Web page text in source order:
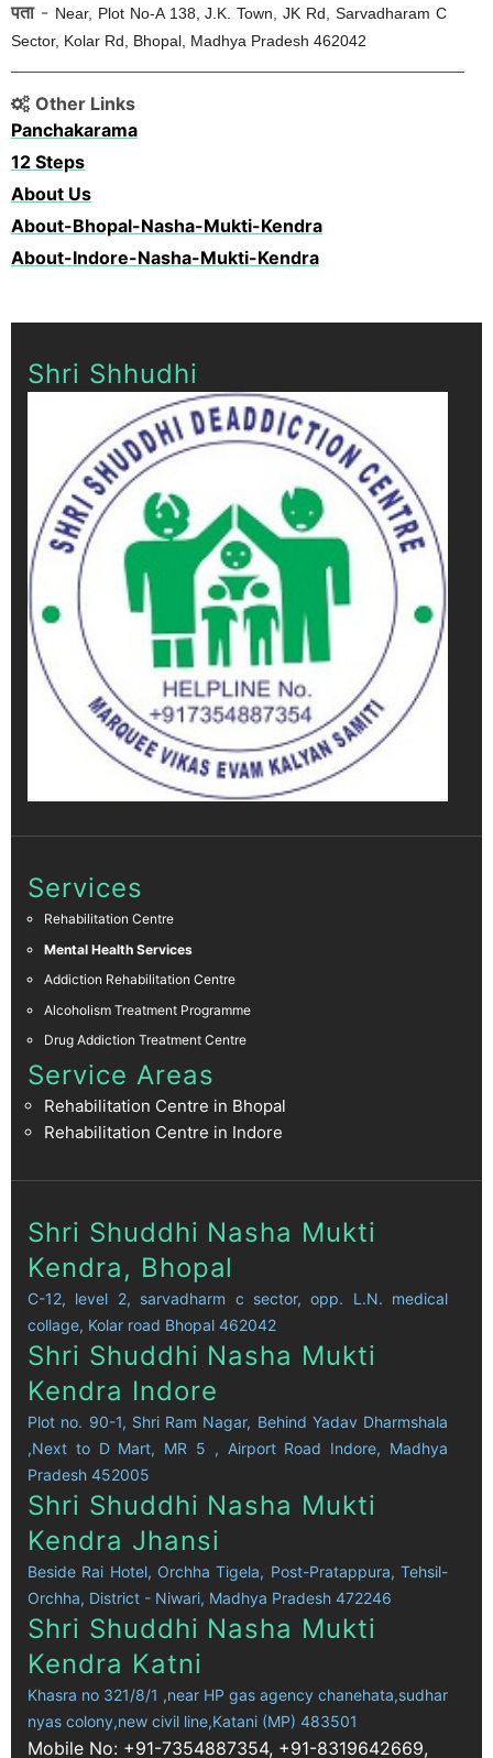
पता- Near, Plot No-A 138, J.K. Town, JK Rd, Sarvadharam C
Sector, Kolar Rd, Bhopal, Madhya Pradesh 462042
Other Links
Panchakarama
12 Steps
About Us
About-Bhopal-Nasha-Mukti-Kendra
About-Indore-Nasha-Mukti-Kendra
Shri Shhudhi
Services
Rehabilitation Centre
Mental Health Services
Addiction Rehabilitation Centre
Alcoholism Treatment Programme
Drug Addiction Treatment Centre
Service Areas
Rehabilitation Centre in Bhopal
Rehabilitation Centre in Indore
Shri Shuddhi Nasha Mukti
Kendra, Bhopal
C-12, level 2, sarvadharm c sector, opp. L.N. medical
collage, Kolar road Bhopal 462042
Shri Shuddhi Nasha Mukti
Kendra Indore
Plot no. 90-1, Shri Ram Nagar, Behind Yadav Dharmshala
,Next to D Mart, MR 5 , Airport Road Indore, Madhya
Pradesh 452005
Shri Shuddhi Nasha Mukti
Kendra Jhansi
Beside Rai Hotel, Orchha Tigela, Post-Pratappura, Tehsil-
Orchha, District - Niwari, Madhya Pradesh 472246
Shri Shuddhi Nasha Mukti
Kendra Katni
Khasra no 321/8/1 ,near HP gas agency chanehata,sudhar
nyas colony,new civil line,Katani (MP) 483501
Mobile No: +91-7354887354, +91-8319642669,